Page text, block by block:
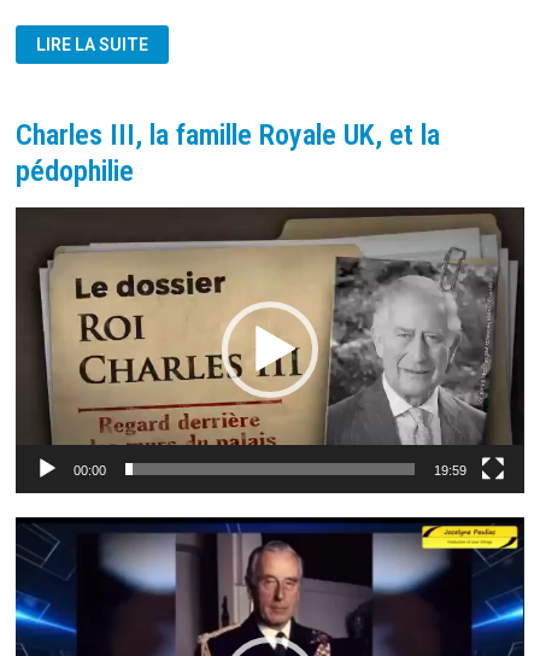
CHRISTIANOPHOBIE
CONTRE
LIRE LA SUITE
Charles III, la famille Royale UK, et la
pédophilie
vidéo
00:00 19:59
Lecteur
vidéo